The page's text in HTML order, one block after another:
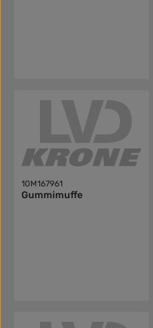
10M167961
Gummimuffe